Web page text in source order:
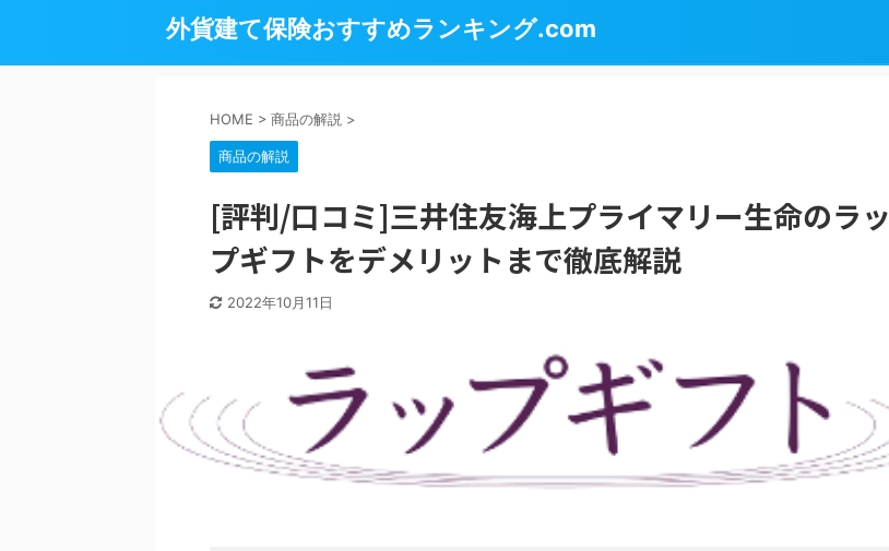
外貨建て保険おすすめランキング.com
HOME > 商品の解説 >
商品の解説
[評判/口コミ]三井住友海上プライマリー生命のラッ
プギフトをデメリットまで徹底解説
2022年10月11日